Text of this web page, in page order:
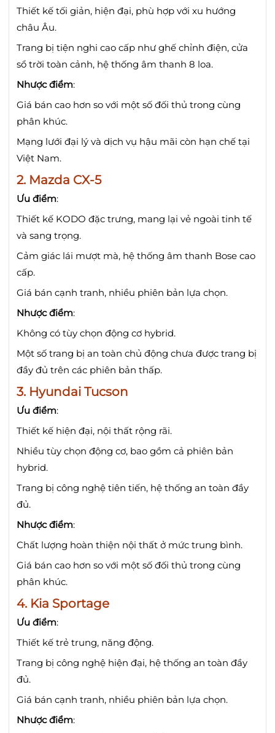
Thiết kế tối giản, hiện đại, phù hợp với xu hướng
châu Âu.
Trang bị tiện nghi cao cấp như ghế chỉnh điện, cửa
sổ trời toàn cảnh, hệ thống âm thanh 8 loa.
Nhược điểm:
Giá bán cao hơn so với một số đối thủ trong cùng
phân khúc.
Mạng lưới đại lý và dịch vụ hậu mãi còn hạn chế tại
Việt Nam.
2. Mazda CX-5
Ưu điểm:
Thiết kế KODO đặc trưng, mang lại vẻ ngoài tinh tế
và sang trọng.
Cảm giác lái mượt mà, hệ thống âm thanh Bose cao
cấp.
Giá bán cạnh tranh, nhiều phiên bản lựa chọn.
Nhược điểm:
Không có tùy chọn động cơ hybrid.
Một số trang bị an toàn chủ động chưa được trang bị
đầy đủ trên các phiên bản thấp.
3. Hyundai Tucson
Ưu điểm:
Thiết kế hiện đại, nội thất rộng rãi.
Nhiều tùy chọn động cơ, bao gồm cả phiên bản
hybrid.
Trang bị công nghệ tiên tiến, hệ thống an toàn đầy
đủ.
Nhược điểm:
Chất lượng hoàn thiện nội thất ở mức trung bình.
Giá bán cao hơn so với một số đối thủ trong cùng
phân khúc.
4. Kia Sportage
Ưu điểm:
Thiết kế trẻ trung, năng động.
Trang bị công nghệ hiện đại, hệ thống an toàn đầy
đủ.
Giá bán cạnh tranh, nhiều phiên bản lựa chọn.
Nhược điểm: